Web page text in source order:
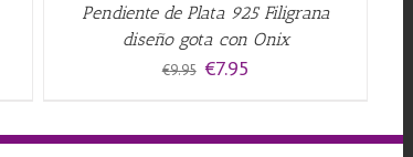
Pendiente de Plata 925 Filigrana
diseño gota con Onix
€9.95 El
€9.95.
€7.95
€7.95.